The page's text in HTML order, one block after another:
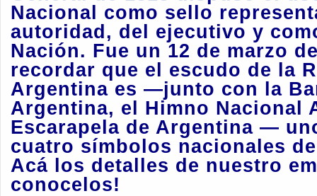
Nacional como sello
autoridad, del ejecutivo y
Nación. Fue un 12 de marzo
recordar que el escudo de la
Argentina es —junto con la
Argentina, el Himno Nacional
Escarapela de Argentina —
cuatro símbolos nacionales
Acá los detalles de nuestro
conocelos!